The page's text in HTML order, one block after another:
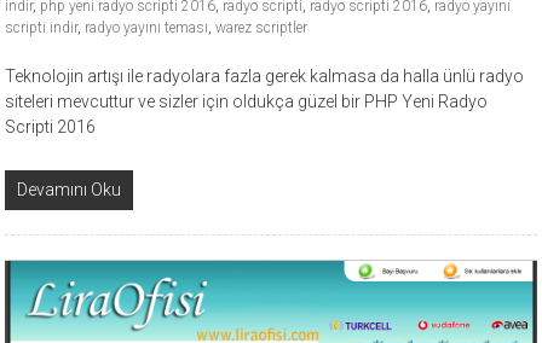
indir, php yeni radyo scripti 2016 radyo scripti radyo scripti 2016 radyo yayını
scripti indir, radyo yayını teması ,warez scriptler
Teknolojin artışı ile radyolara fazla gerek kalmasa da halla ünlü radyo
siteleri mevcuttur ve sizler için oldukça güzel bir PHP Yeni Radyo
Scripti 2016
Devamını Oku